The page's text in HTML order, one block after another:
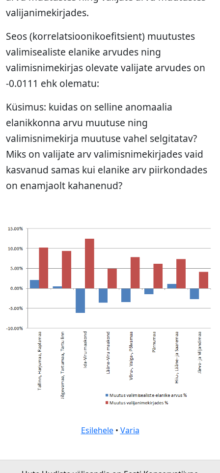
valijanimekirjades.
Seos (korrelatsioonikoefitsient) muutustes
valimisealiste elanike arvudes ning
valimisnimekirjas olevate valijate arvudes on
-0.0111 ehk olematu:
Küsimus: kuidas on selline anomaalia
elanikkonna arvu muutuse ning
valimisnimekirja muutuse vahel selgitatav?
Miks on valijate arv valimisnimekirjades vaid
kasvanud samas kui elanike arv piirkondades
on enamjaolt kahanenud?
Esilehele• Varia